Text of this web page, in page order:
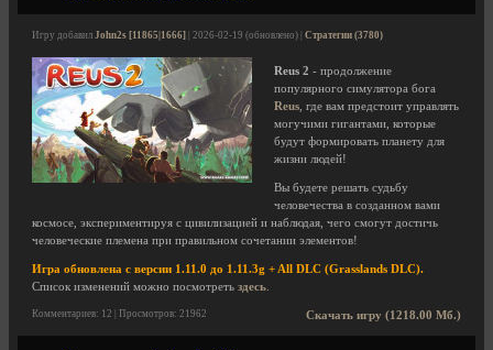
Игру добавил John2s [11865|1666] | 2026-02-19 (обновлено) | Стратегии (3780)
Reus 2 - продолжение
популярного симулятора бога
Reus , где вам предстоит управлять
могучими гигантами, которые
будут формировать планету для
жизни людей!
Вы будете решать судьбу
человечества в созданном вами
космосе, экспериментируя с цивилизацией и наблюдая, чего смогут достичь
человеческие племена при правильном сочетании элементов!
Игра обновлена с версии 1.11.0 до 1.11.3g + All DLC (Grasslands DLC).
Список изменений можно посмотреть здесь
Скачать игру (1218.00 Мб.)
Комментариев: 12 | Просмотров: 21962